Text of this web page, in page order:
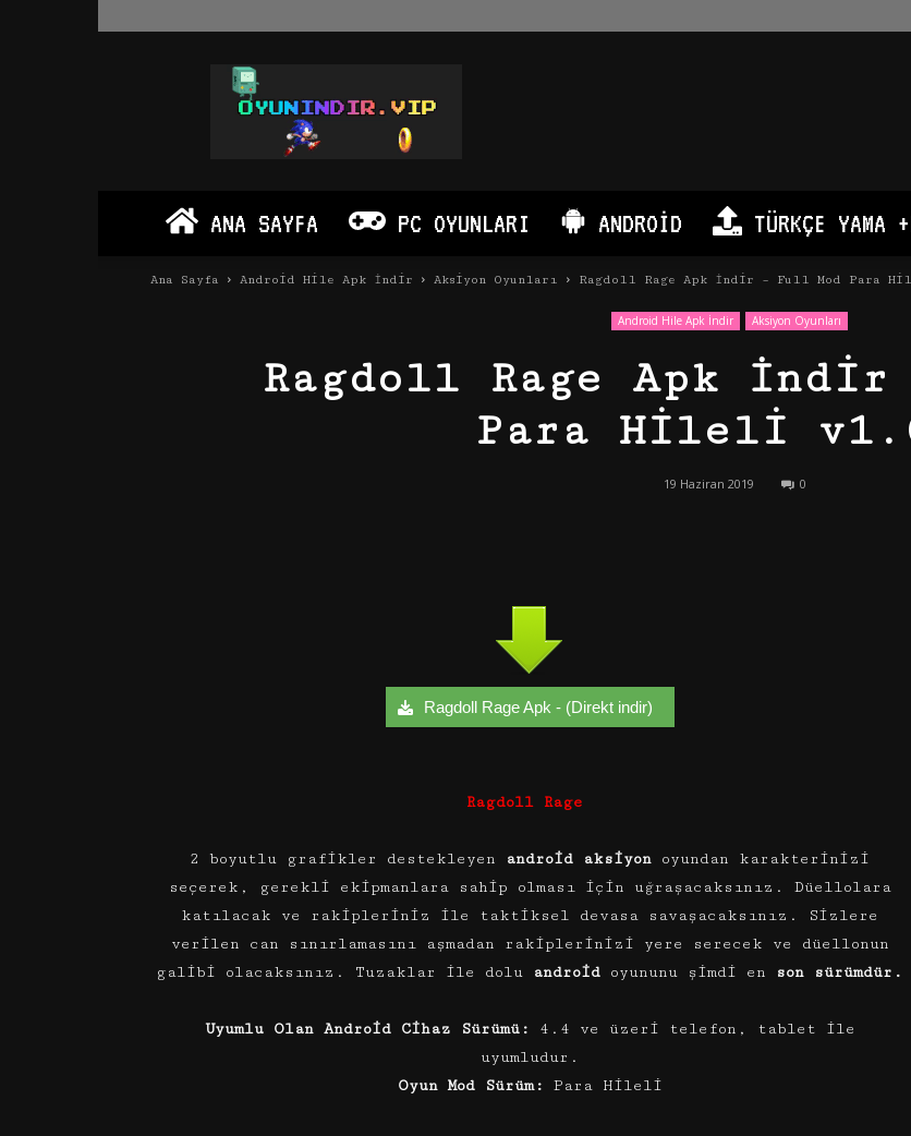
Oyun
İndir
PC
Android
ANA SAYFA PC OYUNLARI ANDROID TÜRKÇE YAMA
Ana Sayfa Android Hile Apk İndir Aksiyon Oyunları Ragdoll Rage Apk İndir – Full Mod Para
Android Hile Apk İndir Aksiyon Oyunları
Ragdoll Rage Apk
Para Hileli
19 Haziran 2019 0
Ragdoll Rage Apk - (Direkt indir)
Ragdoll Rage
2 boyutlu grafikler destekleyen android aksiyon oyundan karakterinizi
seçerek, gerekli ekipmanlara sahip olması için uğraşacaksınız. Düellolara
katılacak ve rakipleriniz ile taktiksel devasa savaşacaksınız. Sizlere
verilen can sınırlamasını aşmadan rakiplerinizi yere serecek ve düellonun
galibi olacaksınız. Tuzaklar ile dolu
android oyununu şimdi en son sürümdür.
Uyumlu Olan Android Cihaz Sürümü: 4.4 ve üzeri telefon, tablet ile
uyumludur.
Oyun Mod Sürüm: Para Hileli